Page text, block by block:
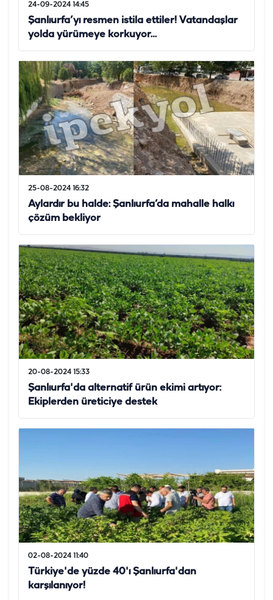
24-09-2024 14:45
Şanlıurfa’yı resmen istila ettiler! Vatandaşlar
yolda yürümeye korkuyor…
25-08-2024 16:32
Aylardır bu halde: Şanlıurfa’da mahalle halkı
çözüm bekliyor
20-08-2024 15:33
Şanlıurfa'da alternatif ürün ekimi artıyor:
Ekiplerden üreticiye destek
02-08-2024 11:40
Türkiye'de yüzde 40'ı Şanlıurfa'dan
karşılanıyor!